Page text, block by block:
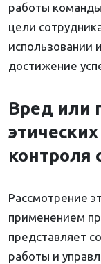
работы
цели
использовании
достижение
Вред или
контроля
Рассмотрение
применением
представляет
работы и